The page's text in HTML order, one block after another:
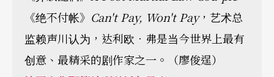
《绝不付帐》 Can't Pay, Won't Pay，艺术总
监赖声川认为，达利欧．弗是当今世界上最有
创意、最精采的剧作家之一。（廖俊逞）